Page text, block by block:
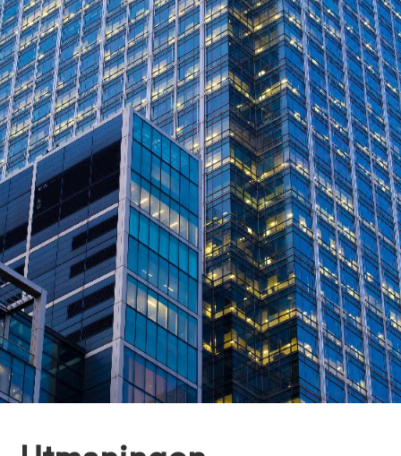
Digital Project Management,
January 15, 2026